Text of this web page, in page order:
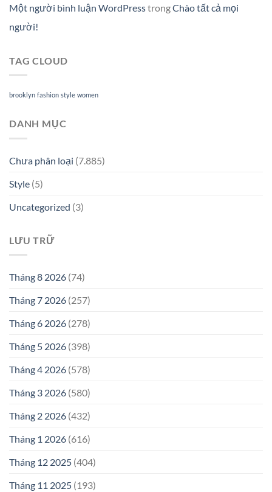
Một người bình luận WordPresstrongChào tất cả mọi
người!
TAG CLOUD
brooklyn fashion style women
DANH MỤC
Chưa phân loại (7.885)
Style (5)
Uncategorized (3)
LƯU TRỮ
Tháng 8 2026 (74)
Tháng 7 2026 (257)
Tháng 6 2026 (278)
Tháng 5 2026 (398)
Tháng 4 2026 (578)
Tháng 3 2026 (580)
Tháng 2 2026 (432)
Tháng 1 2026 (616)
Tháng 12 2025 (404)
Tháng 11 2025 (193)